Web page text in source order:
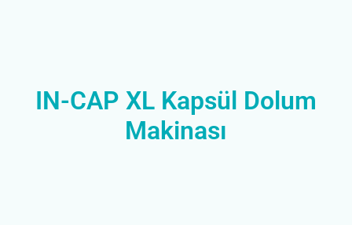
IN-CAP XL Kapsül Dolum
Makinası